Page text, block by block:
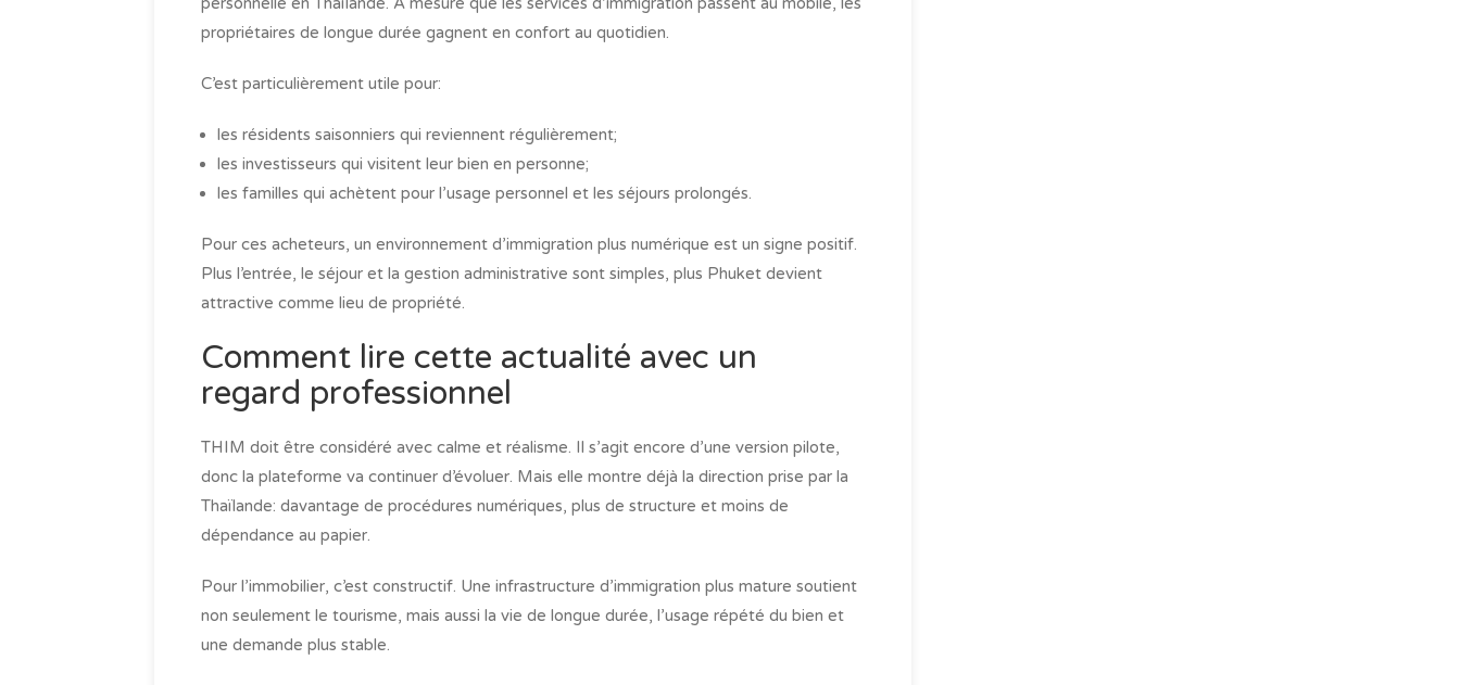
propriétaires de longue durée gagnent en confort au quotidien.
C’est particulièrement utile pour:
les résidents saisonniers qui reviennent régulièrement;
les investisseurs qui visitent leur bien en personne;
les familles qui achètent pour l’usage personnel et les séjours prolongés.
Pour ces acheteurs, un environnement d’immigration plus numérique est un signe positif.
Plus l’entrée, le séjour et la gestion administrative sont simples, plus Phuket devient
attractive comme lieu de propriété.
Comment lire cette actualité avec un
regard professionnel
THIM doit être considéré avec calme et réalisme. Il s’agit encore d’une version pilote,
donc la plateforme va continuer d’évoluer. Mais elle montre déjà la direction prise par la
Thaïlande: davantage de procédures numériques, plus de structure et moins de
dépendance au papier.
Pour l’immobilier, c’est constructif. Une infrastructure d’immigration plus mature soutient
non seulement le tourisme, mais aussi la vie de longue durée, l’usage répété du bien et
une demande plus stable.